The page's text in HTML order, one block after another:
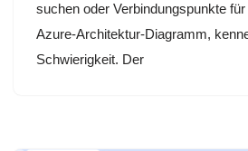
suchen oder Verbindungspunkte
Azure-Architektur-Diagramm,
Schwierigkeit. Der